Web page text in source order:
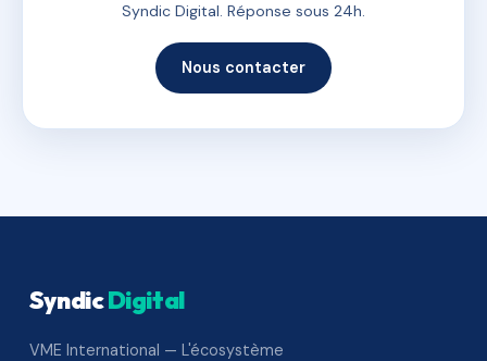
Syndic Digital. Réponse sous 24h.
Nous contacter
SyndicDigital
VME International — L'écosystème